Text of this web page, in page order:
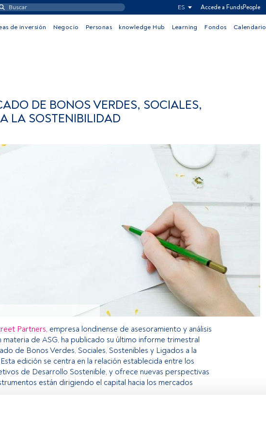
ES Accede a FundsPeople
de inversión Negocio Personas knowledge Hub Learning Fondos Calendario
DE BONOS VERDES, SOCIALES,
LA SOSTENIBILIDAD
Partners, empresa londinense de asesoramiento y análisis
materia de ASG, ha publicado su último informe trimestral
de Bonos Verdes, Sociales, Sostenibles y Ligados a la
edición se centra en la relación establecida entre los
de Desarrollo Sostenible, y ofrece nuevas perspectivas
están dirigiendo el capital hacia los mercados